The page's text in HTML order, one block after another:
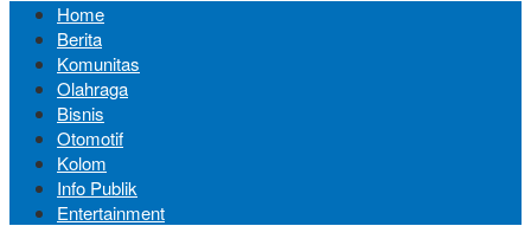
Home
Berita
Komunitas
Olahraga
Bisnis
Otomotif
Kolom
Info Publik
Entertainment